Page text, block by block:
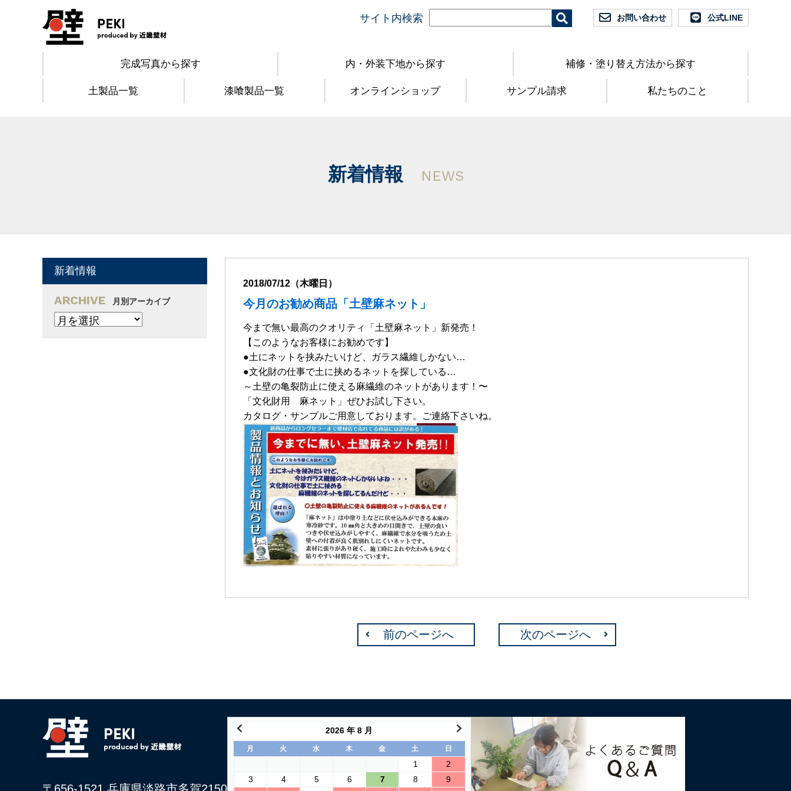
サイト内検索 お問い合わせ 公式LINE
完成写真から探す 内・外装下地から探す 補修・塗り替え方法から探す
土製品一覧 漆喰製品一覧 オンラインショップ サンプル請求 私たちのこと
新着情報 NEWS
2018/07/12（木曜日）
今月のお勧め商品「土壁麻ネット」
今まで無い最高のクオリティ「土壁麻ネット」新発売！
【このようなお客様にお勧めです】
●土にネットを挟みたいけど、ガラス繊維しかない…
●文化財の仕事で土に挟めるネットを探している…
～土壁の亀裂防止に使える麻繊維のネットがあります！〜
「文化財用 麻ネット」ぜひお試し下さい。
カタログ・サンプルご用意しております。ご連絡下さいね。
前のページへ 次のページへ
新着情報
ARCHIVE 月別アーカイブ
2026 年 8 月
月 火 水 木 金 土 日
1
2
3
4 5 6 7 8
9